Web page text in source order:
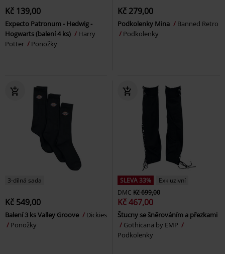
Kč 139,00
Expecto Patronum - Hedwig -
Hogwarts (balení 4 ks)
Harry
Potter
Ponožky
Kč 279,00
Podkolenky Mina
Banned Retro
Podkolenky
3-dílná sada
Kč 549,00
Balení 3 ks Valley Groove
Dickies
Ponožky
SLEVA 33%
Exkluzivní
DMC Kč 699,00
Kč 467,00
Štucny se šněrováním a přezkami
Gothicana by EMP
Podkolenky